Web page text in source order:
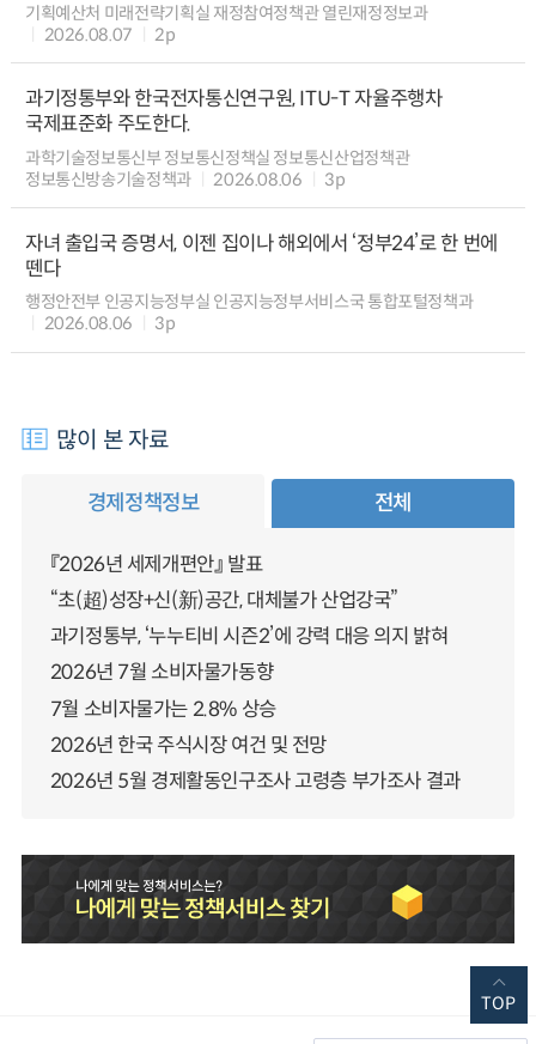
기획예산처 미래전략기획실 재정참여정책관 열린재정정보과
2026.08.07
2p
과기정통부와 한국전자통신연구원, ITU-T 자율주행차
국제표준화 주도한다.
과학기술정보통신부 정보통신정책실 정보통신산업정책관
정보통신방송기술정책과
2026.08.06 3p
자녀 출입국 증명서, 이젠 집이나 해외에서 ‘정부24’로 한 번에
뗀다
행정안전부 인공지능정부실 인공지능정부서비스국 통합포털정책과
2026.08.06
3p
많이 본 자료
경제정책정보 전체
『2026년 세제개편안』 발표
“초(超)성장+신(新)공간, 대체불가 산업강국”
과기정통부, ‘누누티비 시즌2’에 강력 대응 의지 밝혀
2026년 7월 소비자물가동향
7월 소비자물가는 2.8% 상승
2026년 한국 주식시장 여건 및 전망
2026년 5월 경제활동인구조사 고령층 부가조사 결과
TOP